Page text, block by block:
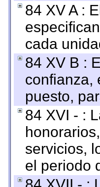
84 XV A :
cada
84 XV B :
confianza,
puesto,
84 XVI - :
servicios,
el periodo